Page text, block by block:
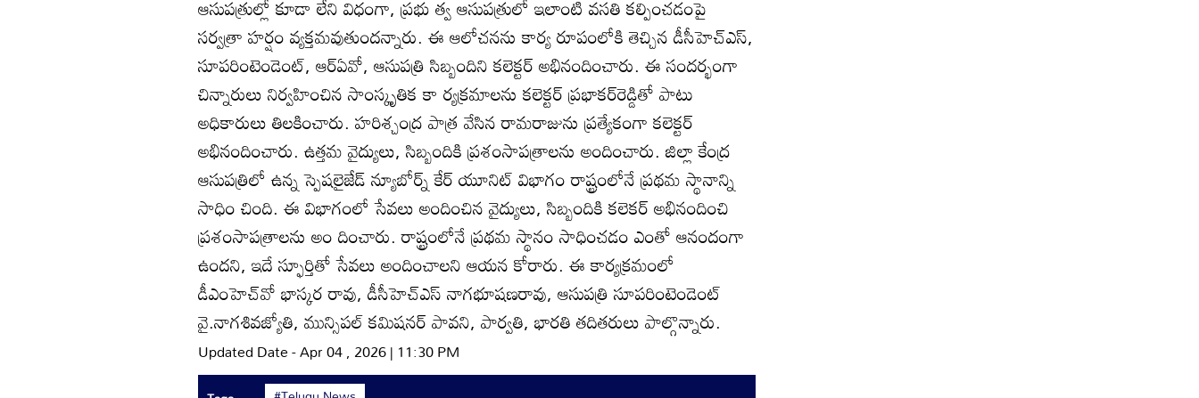
ఆసుపత్రుల్లో కూడా లేని విధంగా, ప్రభు త్వ ఆసుపత్రులో ఇలాంటి వసతి కల్పించడంపై
సర్వత్రా హర్షం వ్యక్తమవుతుందన్నారు. ఈ ఆలోచనను కార్య రూపంలోకి తెచ్చిన డీసీహెచ్‌ఎస్‌,
సూపరింటెండెంట్‌, ఆర్‌ఏవో, ఆసుపత్రి సిబ్బందిని కలెక్టర్‌ అభినందించారు. ఈ సందర్భంగా
చిన్నారులు నిర్వహించిన సాంస్కృతిక కా ర్యక్రమాలను కలెక్టర్‌ ప్రభాకర్‌రెడ్డితో పాటు
అధికారులు తిలకించారు. హరిశ్చంద్ర పాత్ర వేసిన రామరాజును ప్రత్యేకంగా కలెక్టర్‌
అభినందించారు. ఉత్తమ వైద్యులు, సిబ్బందికి ప్రశంసాపత్రాలను అందించారు. జిల్లా కేంద్ర
ఆసుపత్రిలో ఉన్న స్పెషలైజేడ్‌ న్యూబోర్న్‌ కేర్‌ యూనిట్‌ విభాగం రాష్ట్రంలోనే ప్రథమ స్థానాన్ని
సాధిం చింది. ఈ విభాగంలో సేవలు అందించిన వైద్యులు, సిబ్బందికి కలెకర్‌ అభినందించి
ప్రశంసాపత్రాలను అం దించారు. రాష్ట్రంలోనే ప్రథమ స్థానం సాధించడం ఎంతో ఆనందంగా
ఉందని, ఇదే స్ఫూర్తితో సేవలు అందించాలని ఆయన కోరారు. ఈ కార్యక్రమంలో
డీఎంహెచ్‌వో భాస్కర రావు, డీసీహెచ్‌ఎస్‌ నాగభూషణరావు, ఆసుపత్రి సూపరింటెండెంట్‌
వై.నాగశివజ్యోతి, మున్సిపల్‌ కమిషనర్‌ పావని, పార్వతి, భారతి తదితరులు పాల్గొన్నారు.
Updated Date - Apr 04 , 2026 | 11:30 PM